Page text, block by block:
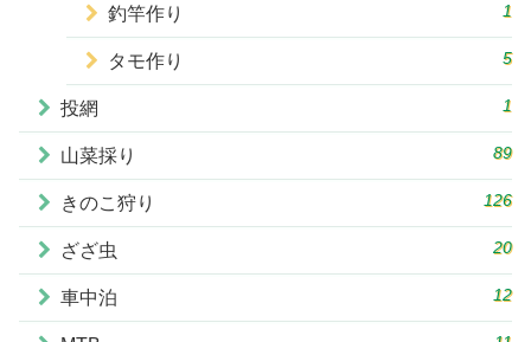
釣竿作り 1
タモ作り 5
投網 1
山菜採り 89
きのこ狩り 126
ざざ虫 20
車中泊 12